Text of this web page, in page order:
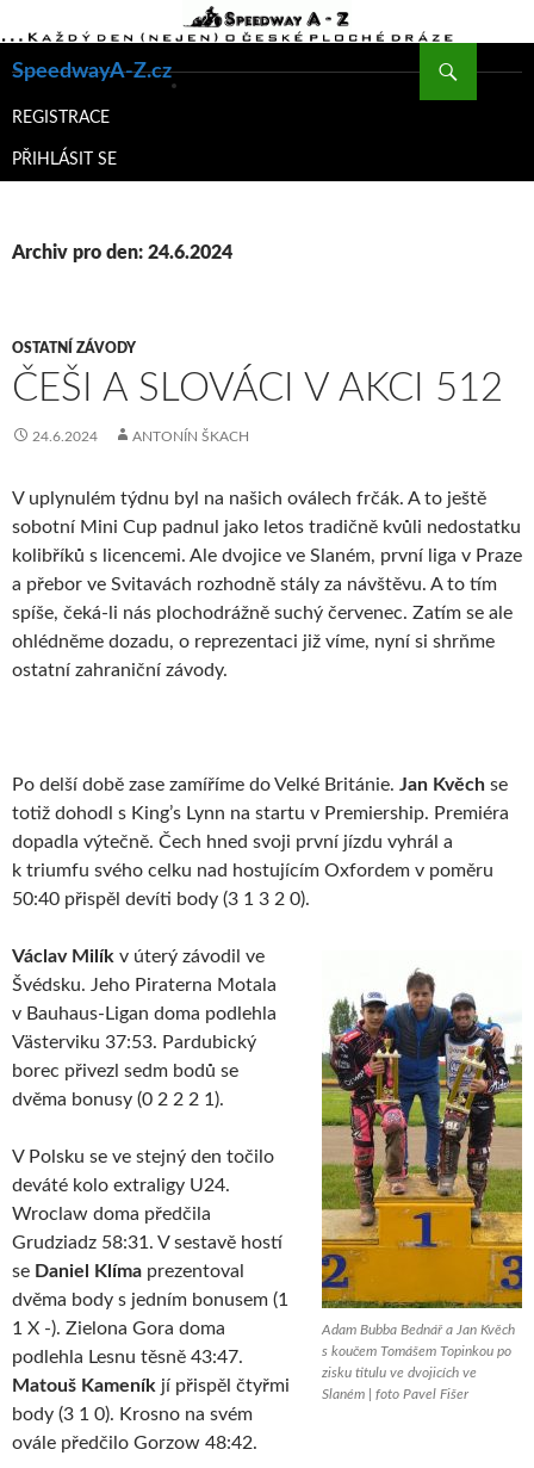
SpeedwayA-Z.cz
K
WEBU
REGISTRACE
PŘIHLÁSIT SE
Archiv pro den: 24.6.2024
OSTATNÍ ZÁVODY
ČEŠI A SLOVÁCI V AKCI 512
24.6.2024 ANTONÍN ŠKACH
V uplynulém týdnu byl na našich oválech frčák. A to ještě
sobotní Mini Cup padnul jako letos tradičně kvůli nedostatku
kolibříků s licencemi. Ale dvojice ve Slaném, první liga v Praze
a přebor ve Svitavách rozhodně stály za návštěvu. A to tím
spíše, čeká-li nás plochodrážně suchý červenec. Zatím se ale
ohlédněme dozadu, o reprezentaci již víme, nyní si shrňme
ostatní zahraniční závody.
Po delší době zase zamíříme do Velké Británie. Jan Kvěch se
totiž dohodl s King’s Lynn na startu v Premiership. Premiéra
dopadla výtečně. Čech hned svoji první jízdu vyhrál a
k triumfu svého celku nad hostujícím Oxfordem v poměru
50:40 přispěl devíti body (3 1 3 2 0).
Adam Bubba Bednář a Jan Kvěch
s koučem Tomášem Topinkou po
zisku titulu ve dvojicích ve
Slaném | foto Pavel Fišer
Václav Milík v úterý závodil ve
Švédsku. Jeho Piraterna Motala
v Bauhaus-Ligan doma podlehla
Västerviku 37:53. Pardubický
borec přivezl sedm bodů se
dvěma bonusy (0 2 2 2 1).
V Polsku se ve stejný den točilo
deváté kolo extraligy U24.
Wroclaw doma předčila
Grudziadz 58:31. V sestavě hostí
se Daniel Klíma prezentoval
dvěma body s jedním bonusem (1
1 X -). Zielona Gora doma
podlehla Lesnu těsně 43:47.
Matouš Kameník jí přispěl čtyřmi
body (3 1 0). Krosno na svém
ovále předčilo Gorzow 48:42.